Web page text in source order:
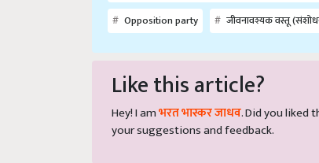
Opposition party
जीवनावश्यक वस्तू
Like this article?
Hey! I amभरत भास्कर जाधव. Did you liked
your suggestions and feedback.